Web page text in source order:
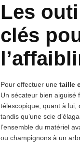
Les
clés
Pour effectuer une taille
Un sécateur bien aiguisé
télescopique, quant à lui,
tandis qu’une scie
l’ensemble du matériel
ou champignons à un